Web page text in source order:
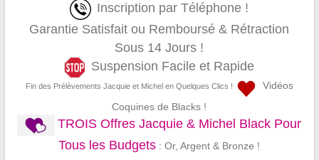
Inscription par Téléphone !
Garantie Satisfait ou Remboursé & Rétraction
Sous 14 Jours !
Suspension Facile et Rapide
Fin des Prélèvements Jacquie et Michel en Quelques Clics !
Vidéos
Coquines de Blacks !
TROIS Offres Jacquie & Michel Black Pour
Tous les Budgets : Or, Argent & Bronze !